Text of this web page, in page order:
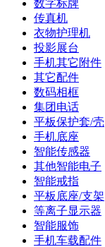
数字标牌
传真机
衣物护理机
投影展台
手机其它附件
其它配件
数码相框
集团电话
平板保护套/壳
手机底座
智能传感器
其他智能电子
智能戒指
平板底座/支架
等离子显示器
智能服饰
手机车载配件